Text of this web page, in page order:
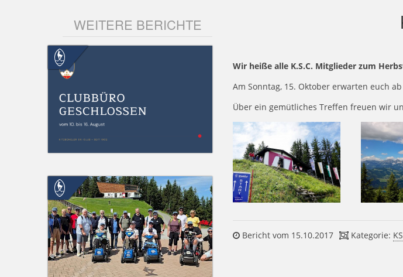
Wir heiße alle K.S.C. Mitglieder zum
Am Sonntag, 15. Oktober erwarten euch
Über ein gemütliches Treffen freuen wir
Bericht vom 15.10.2017 Kategorie:
WEITERE BERICHTE